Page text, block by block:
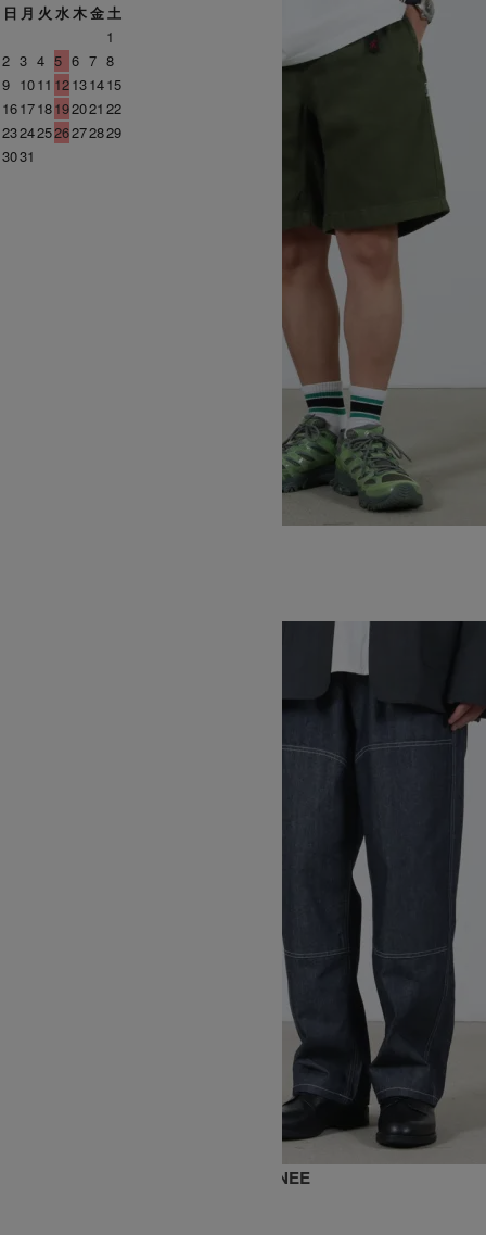
JAPANESE CHAMBRAY DOUBLE KNEE
日 月 火 水木金土
1
2 3 4 5 6 7 8
9 1011 12131415
161718192021 22
23242526272829
3031